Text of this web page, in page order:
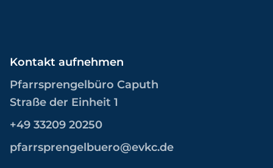
Kontakt aufnehmen
Pfarrsprengelbüro Caputh
Straße der Einheit 1
+49 33209 20250
pfarrsprengelbuero@evkc.de